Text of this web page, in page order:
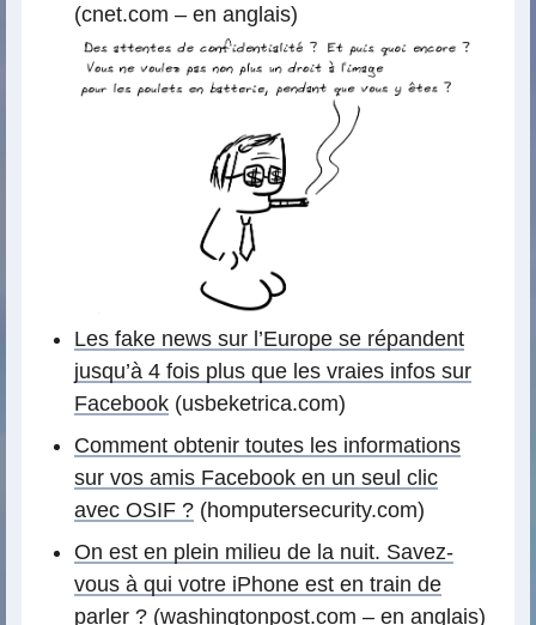
(cnet.com – en anglais)
Les fake news sur l’Europe se répandent
jusqu’à 4 fois plus que les vraies infos sur
Facebook (usbeketrica.com)
Comment obtenir toutes les informations
sur vos amis Facebook en un seul clic
avec OSIF ? (homputersecurity.com)
On est en plein milieu de la nuit. Savez-
vous à qui votre iPhone est en train de
parler ? (washingtonpost.com – en anglais)